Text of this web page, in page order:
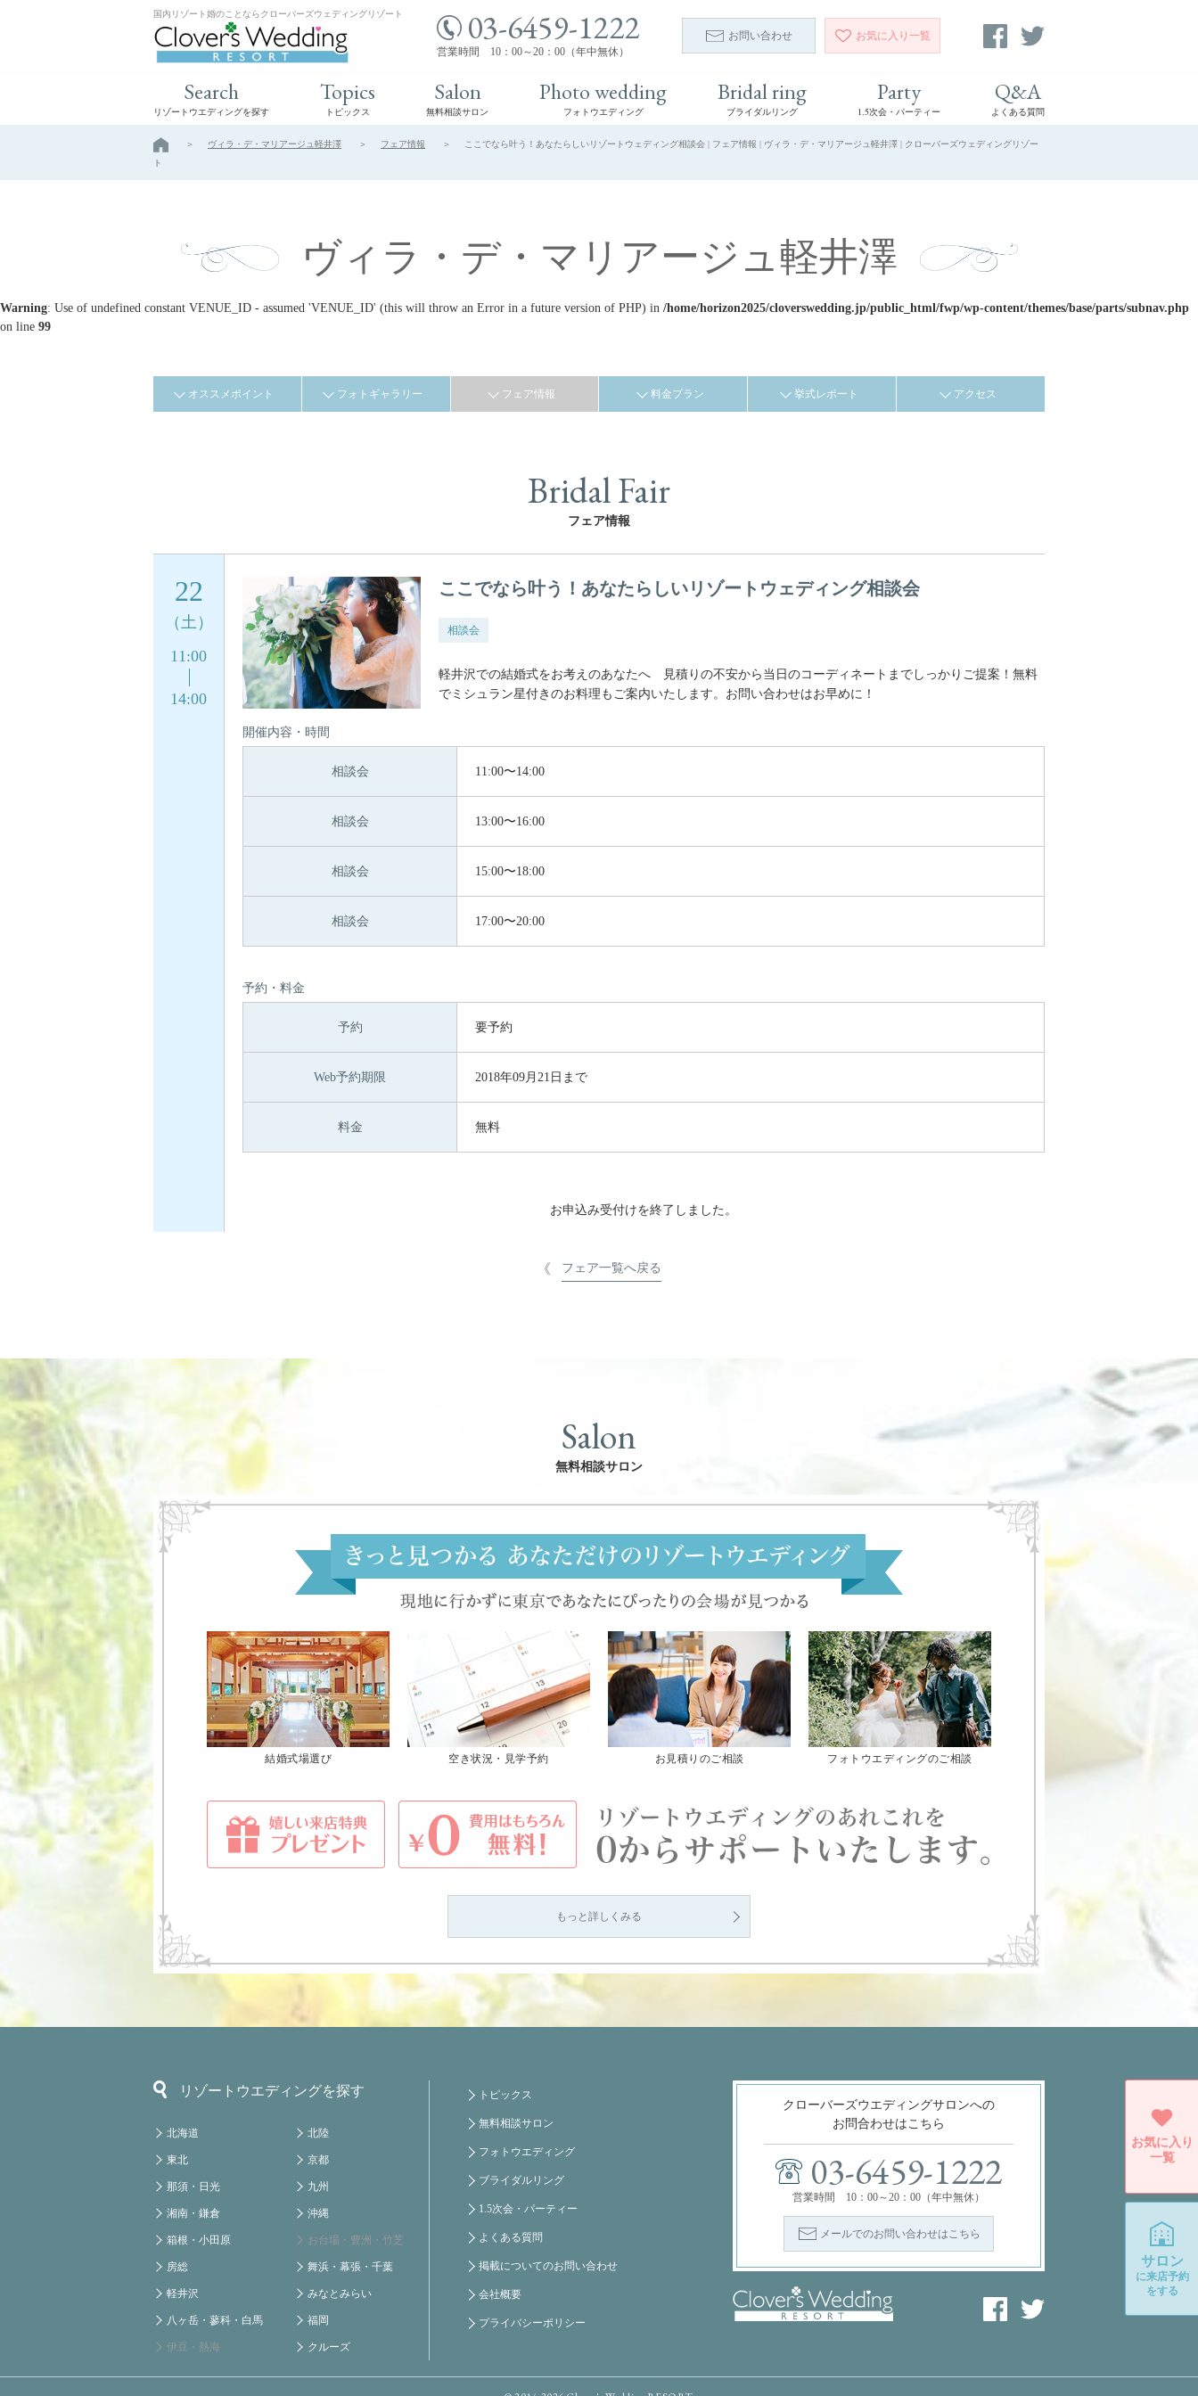
国内リゾート婚のことならクローバーズウェディングリゾート 03-6459-1222
営業時間 10：00～20：00（年中無休）
お問い合わせ お気に入り 一覧
Search
リゾートウエディングを探す
Topics
トピックス
Salon
無料相談サロン
Photo wedding
フォトウエディング
Bridal ring
ブライダルリング
Party
1.5次会・パーティー
Q&A
よくある質問
ヴィラ・デ・マリアージュ軽井澤 フェア情報
ここでなら叶う！あなたらしいリゾートウェディング相談会 | フェア情報 | ヴィラ・デ・マリアージュ軽井澤 | クローバーズウェディングリゾー
ト
ヴィラ・デ・マリアージュ軽井澤
Warning: Use of undefined constant VENUE_ID - assumed 'VENUE_ID' (this will throw an Error in a future version of PHP) in /home/horizon2025/cloverswedding.jp/public_html/fwp/wp-content/themes/base/parts/subnav.php
on line 99
オススメポイント フォトギャラリー フェア情報 料金プラン 挙式レポート アクセス
Bridal Fair
フェア情報
22
（土）
11:00
14:00
ここでなら叶う！あなたらしいリゾートウェディング相談会
相談会
軽井沢での結婚式をお考えのあなたへ 見積りの不安から当日のコーディネートまでしっかりご提案！無料
でミシュラン星付きのお料理もご案内いたします。お問い合わせはお早めに！
開催内容・時間
相談会 11:00〜14:00
相談会 13:00〜16:00
相談会 15:00〜18:00
相談会 17:00〜20:00
予約・料金
予約 要予約
Web予約期限 2018年09月21日まで
料金 無料
お申込み受付けを終了しました。
フェア一覧へ戻る
Salon
無料相談サロン
結婚式場選び 空き状況・見学予約 お見積りのご相談 フォトウエディングのご相談
もっと詳しくみる
リゾートウエディングを探す
北海道
東北
那須・日光
湘南・鎌倉
箱根・小田原
房総
軽井沢
八ヶ岳・蓼科・白馬
伊豆・熱海
北陸
京都
九州
沖縄
お台場・豊洲・竹芝
舞浜・幕張・千葉
みなとみらい
福岡
クルーズ
トピックス
無料相談サロン
フォトウエディング
ブライダルリング
1.5次会・パーティー
よくある質問
掲載についてのお問い合わせ
会社概要
プライバシーポリシー
クローバーズウエディングサロンへの
お問合わせはこちら
03-6459-1222
営業時間 10：00～20：00（年中無休）
メールでのお問い合わせはこちら
お気に入り
一覧
サロン
に来店予約
をする